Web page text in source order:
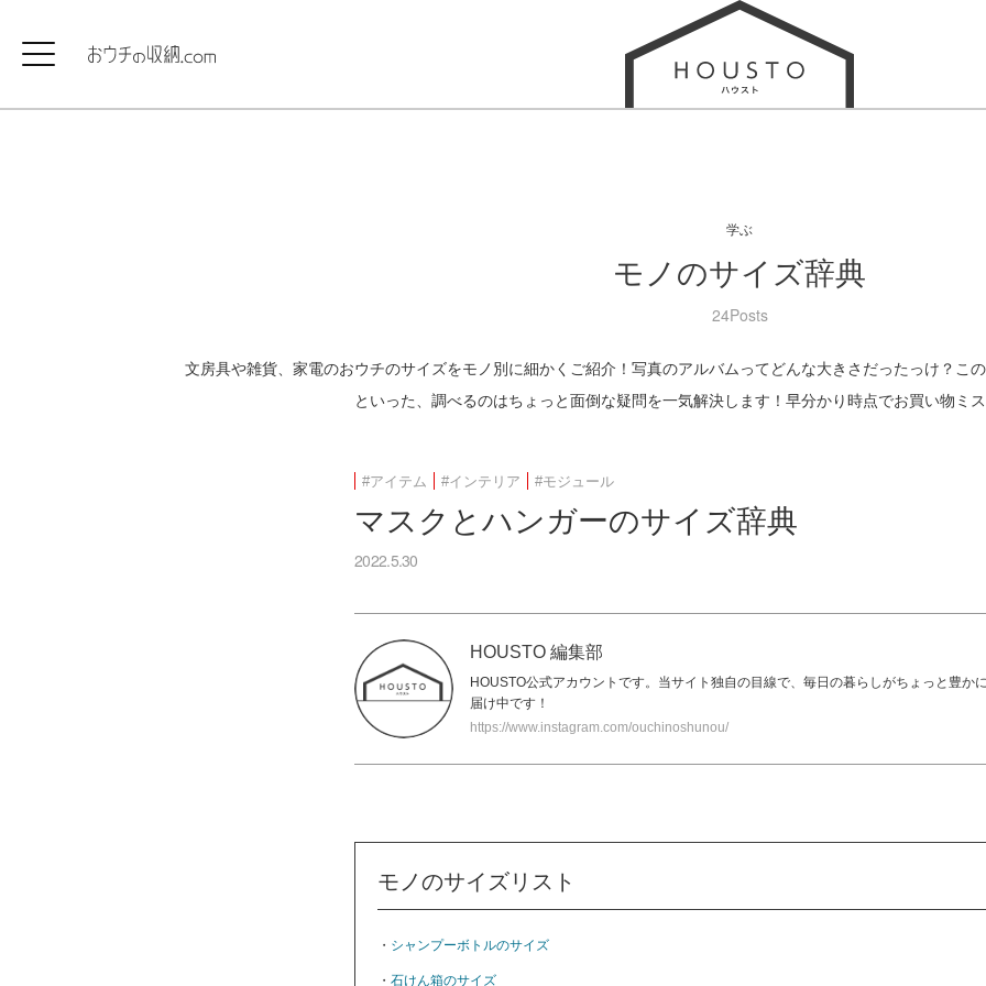
学ぶ
モノのサイズ辞典
24Posts
文房具や雑貨、家電のおウチのサイズをモノ別に細かくご紹介！写真のアルバムってどんな大きさだったっけ？こ
といった、調べるのはちょっと面倒な疑問を一気解決します！早分かり時点でお買い物ミ
#アイテム #インテリア #モジュール
マスクとハンガーのサイズ辞典
2022.5.30
HOUSTO 編集部
HOUSTO公式アカウントです。当サイト独自の目線で、毎日の暮らしがちょっと豊か
届け中です！
https://www.instagram.com/ouchinoshunou/
モノのサイズリスト
・ シャンプーボトルのサイズ
・ 石けん箱のサイズ